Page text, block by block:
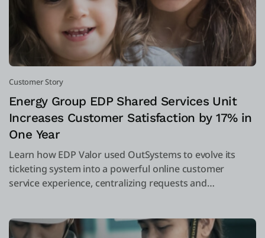
Customer Story
Energy Group EDP Shared Services Unit
Increases Customer Satisfaction by 17% in
One Year
Learn how EDP Valor used OutSystems to evolve its
ticketing system into a powerful online customer
service experience, centralizing requests and